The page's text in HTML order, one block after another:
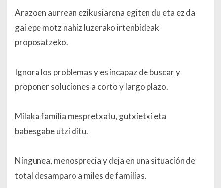
Arazoen aurrean ezikusiarena egiten du eta ez da
gai epe motz nahiz luzerako irtenbideak
proposatzeko.
Ignora los problemas y es incapaz de buscar y
proponer soluciones a corto y largo plazo.
Milaka familia mespretxatu, gutxietxi eta
babesgabe utzi ditu.
Ningunea, menosprecia y deja en una situación de
total desamparo a miles de familias.